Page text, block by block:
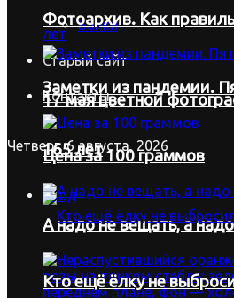
Байки
Старый сайт
Контакты
Четверг, 6 августа, 2026
Вход
Фотоархив. Как
Заметки из пандемии.
Цена за 100 граммов
А надо не вещать, а
17 мая цветной
165 лет
Кто ещё ёлку не